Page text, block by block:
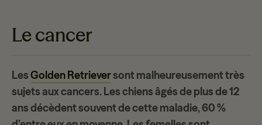
Le cancer
LesGolden Retrieversont malheureusement très
sujets aux cancers. Les chiens âgés de plus de 12
ans décèdent souvent de cette maladie, 60 %